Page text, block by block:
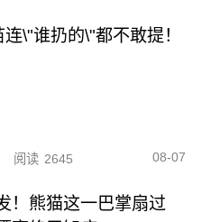
\"谁扔的\"都不敢提！
阅读 2645 08-07
！熊猫这一巴掌扇过